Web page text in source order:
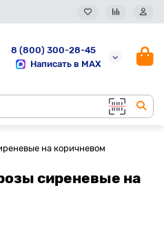
8 (800) 300-28-45
Написать в MAX
на коричневом
сиреневые на